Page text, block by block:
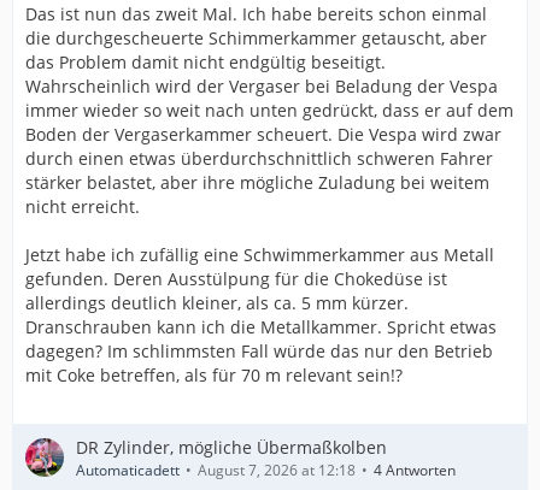
Das ist nun das zweit Mal. Ich habe bereits schon einmal
die durchgescheuerte Schimmerkammer getauscht, aber
das Problem damit nicht endgültig beseitigt.
Wahrscheinlich wird der Vergaser bei Beladung der Vespa
immer wieder so weit nach unten gedrückt, dass er auf dem
Boden der Vergaserkammer scheuert. Die Vespa wird zwar
durch einen etwas überdurchschnittlich schweren Fahrer
stärker belastet, aber ihre mögliche Zuladung bei weitem
nicht erreicht.
Jetzt habe ich zufällig eine Schwimmerkammer aus Metall
gefunden. Deren Ausstülpung für die Chokedüse ist
allerdings deutlich kleiner, als ca. 5 mm kürzer.
Dranschrauben kann ich die Metallkammer. Spricht etwas
dagegen? Im schlimmsten Fall würde das nur den Betrieb
mit Coke betreffen, als für 70 m relevant sein!?
DR Zylinder, mögliche Übermaßkolben
Automaticadett August 7, 2026 at 12:18 4 Antworten